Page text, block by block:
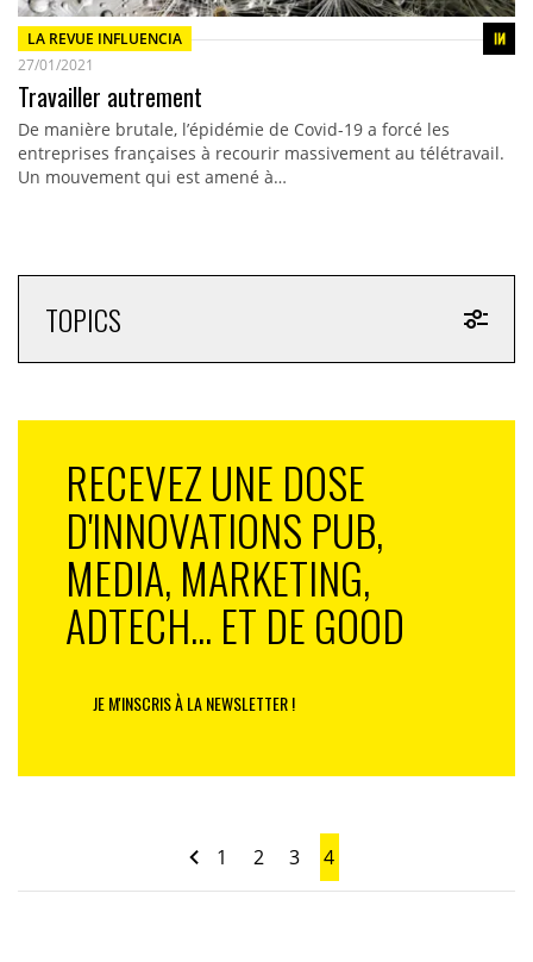
LA REVUE INFLUENCIA
27/01/2021
Travailler autrement
De manière brutale, l’épidémie de Covid-19 a forcé les
entreprises françaises à recourir massivement au télétravail.
Un mouvement qui est amené à…
TOPICS
RECEVEZ UNE DOSE
D'INNOVATIONS PUB,
MEDIA, MARKETING,
ADTECH... ET DE GOOD
JE M'INSCRIS À LA NEWSLETTER !
1 2 3 4